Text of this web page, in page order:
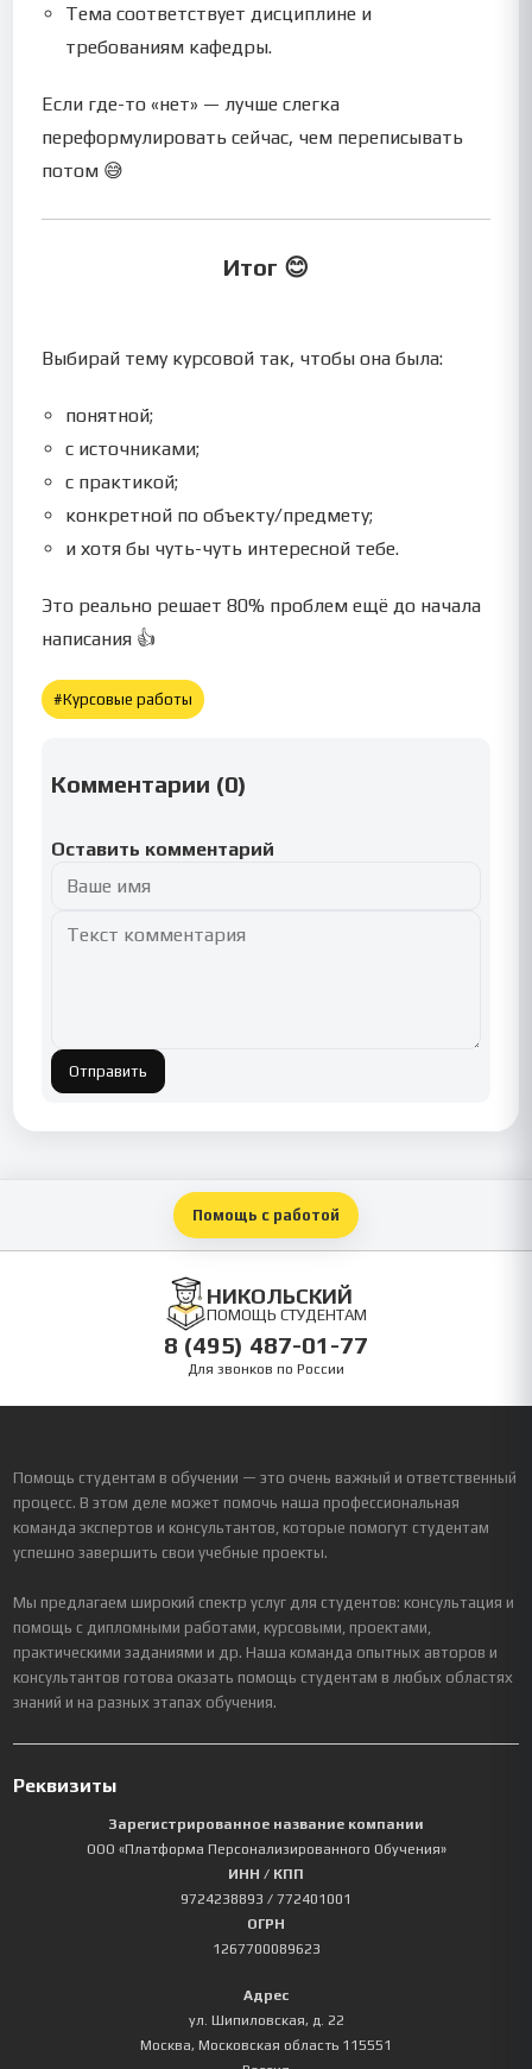
Тема соответствует дисциплине и
требованиям кафедры.
Если где-то «нет» — лучше слегка
переформулировать сейчас, чем переписывать
потом 😅
Итог 😊
Выбирай тему курсовой так, чтобы она была:
понятной;
с источниками;
с практикой;
конкретной по объекту/предмету;
и хотя бы чуть-чуть интересной тебе.
Это реально решает 80% проблем ещё до начала
написания 👍
#Курсовые работы
Комментарии (0)
Оставить комментарий
Отправить
Помощь с работой
НИКОЛЬСКИЙ
ПОМОЩЬ СТУДЕНТАМ
8 (495) 487-01-77
Для звонков по России
Помощь студентам в обучении — это очень важный и ответственный
процесс. В этом деле может помочь наша профессиональная
команда экспертов и консультантов, которые помогут студентам
успешно завершить свои учебные проекты.
Мы предлагаем широкий спектр услуг для студентов: консультация и
помощь с дипломными работами, курсовыми, проектами,
практическими заданиями и др. Наша команда опытных авторов и
консультантов готова оказать помощь студентам в любых областях
знаний и на разных этапах обучения.
Реквизиты
Зарегистрированное название компании
ООО «Платформа Персонализированного Обучения»
ИНН / КПП
9724238893 / 772401001
ОГРН
1267700089623
Адрес
ул. Шипиловская, д. 22
Москва, Московская область 115551